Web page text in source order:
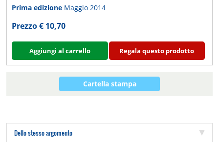
Prima edizione Maggio 2014
Prezzo € 10,70
Aggiungi al carrello Regala questo prodotto
Cartella stampa
Dello stesso argomento